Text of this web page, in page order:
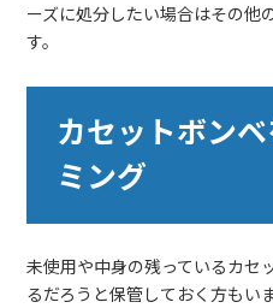
ーズに処分したい場合はその他
す。
カセットボン
ミング
未使用や中身の残っているカセ
るだろうと保管しておく方もい